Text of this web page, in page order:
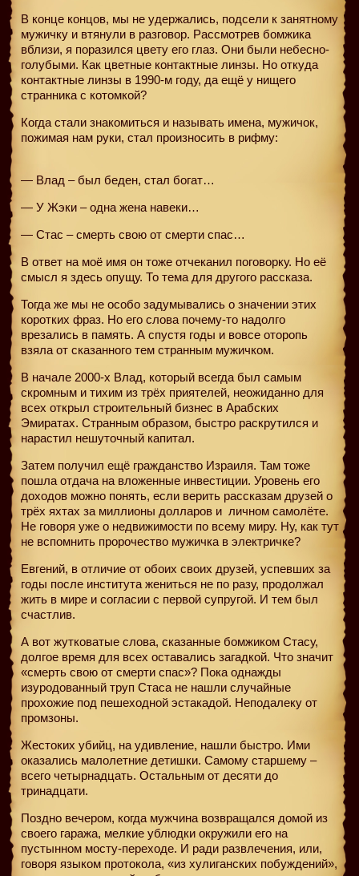
В конце концов, мы не удержались, подсели к занятному
мужичку и втянули в разговор. Рассмотрев бомжика
вблизи, я поразился цвету его глаз. Они были небесно-
голубыми. Как цветные контактные линзы. Но откуда
контактные линзы в 1990-м году, да ещё у нищего
странника с котомкой?
Когда стали знакомиться и называть имена, мужичок,
пожимая нам руки, стал произносить в рифму:
— Влад – был беден, стал богат…
— У Жэки – одна жена навеки…
— Стас – смерть свою от смерти спас…
В ответ на моё имя он тоже отчеканил поговорку. Но её
смысл я здесь опущу. То тема для другого рассказа.
Тогда же мы не особо задумывались о значении этих
коротких фраз. Но его слова почему-то надолго
врезались в память. А спустя годы и вовсе оторопь
взяла от сказанного тем странным мужичком.
В начале 2000-х Влад, который всегда был самым
скромным и тихим из трёх приятелей, неожиданно для
всех открыл строительный бизнес в Арабских
Эмиратах. Странным образом, быстро раскрутился и
нарастил нешуточный капитал.
Затем получил ещё гражданство Израиля. Там тоже
пошла отдача на вложенные инвестиции. Уровень его
доходов можно понять, если верить рассказам друзей о
трёх яхтах за миллионы долларов и личном самолёте.
Не говоря уже о недвижимости по всему миру. Ну, как тут
не вспомнить пророчество мужичка в электричке?
Евгений, в отличие от обоих своих друзей, успевших за
годы после института жениться не по разу, продолжал
жить в мире и согласии с первой супругой. И тем был
счастлив.
А вот жутковатые слова, сказанные бомжиком Стасу,
долгое время для всех оставались загадкой. Что значит
«смерть свою от смерти спас»? Пока однажды
изуродованный труп Стаса не нашли случайные
прохожие под пешеходной эстакадой. Неподалеку от
промзоны.
Жестоких убийц, на удивление, нашли быстро. Ими
оказались малолетние детишки. Самому старшему –
всего четырнадцать. Остальным от десяти до
тринадцати.
Поздно вечером, когда мужчина возвращался домой из
своего гаража, мелкие ублюдки окружили его на
пустынном мосту-переходе. И ради развлечения, или,
говоря языком протокола, «из хулиганских побуждений»,